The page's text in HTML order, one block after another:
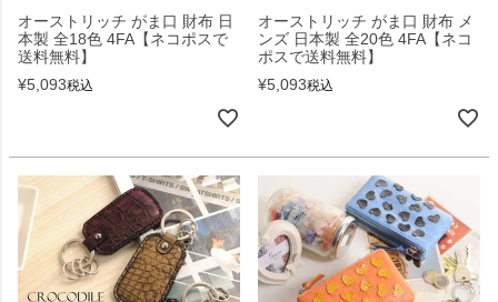
オーストリッチ がま口 財布 日
本製 全18色 4FA【ネコポスで
送料無料】
¥5,093税込
オーストリッチ がま口 財布 メ
ンズ 日本製 全20色 4FA【ネコ
ポスで送料無料】
¥5,093税込